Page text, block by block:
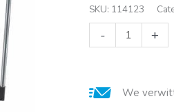
SKU: 114123
-
droogrek
black
+
We